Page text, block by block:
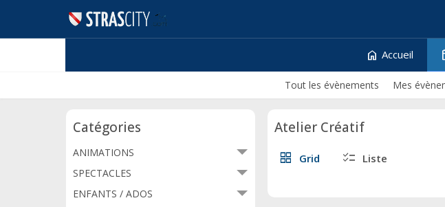
home Accueil
Catégories
ANIMATIONS
SPECTACLES
ENFANTS / ADOS
Tout les évènements Mes
Atelier Créatif
grid_view Grid checklist Liste